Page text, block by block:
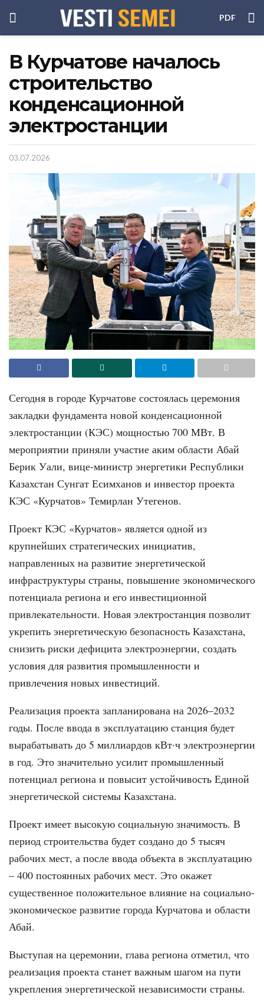
PDF
В Курчатове началось
строительство
конденсационной
электростанции
03.07.2026
Сегодня в городе Курчатове состоялась церемония
закладки фундамента новой конденсационной
электростанции (КЭС) мощностью 700 МВт. В
мероприятии приняли участие аким области Абай
Берик Уали, вице-министр энергетики Республики
Казахстан Сунгат Есимханов и инвестор проекта
КЭС «Курчатов» Темирлан Утегенов.
Проект КЭС «Курчатов» является одной из
крупнейших стратегических инициатив,
направленных на развитие энергетической
инфраструктуры страны, повышение экономического
потенциала региона и его инвестиционной
привлекательности. Новая электростанция позволит
укрепить энергетическую безопасность Казахстана,
снизить риски дефицита электроэнергии, создать
условия для развития промышленности и
привлечения новых инвестиций.
Реализация проекта запланирована на 2026–2032
годы. После ввода в эксплуатацию станция будет
вырабатывать до 5 миллиардов кВт·ч электроэнергии
в год. Это значительно усилит промышленный
потенциал региона и повысит устойчивость Единой
энергетической системы Казахстана.
Проект имеет высокую социальную значимость. В
период строительства будет создано до 5 тысяч
рабочих мест, а после ввода объекта в эксплуатацию
– 400 постоянных рабочих мест. Это окажет
существенное положительное влияние на социально-
экономическое развитие города Курчатова и области
Абай.
Выступая на церемонии, глава региона отметил, что
реализация проекта станет важным шагом на пути
укрепления энергетической независимости страны.